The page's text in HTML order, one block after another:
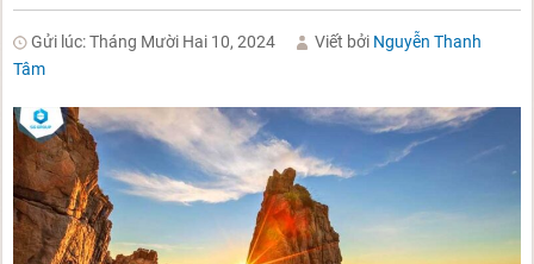
Gửi lúc: Tháng Mười Hai 10, 2024 Viết bởi Nguyễn Thanh
Tâm